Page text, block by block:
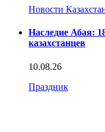
Новости
Наследие Абая:
казахстанцев
10.08.26
Праздник